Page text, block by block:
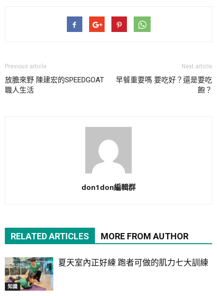
Previous article
放膽來野 陳建宏的SPEEDGOAT
職人生活
Next article
早餐重要嗎 要吃好？還是要吃
飽？
don1don編輯群
RELATED ARTICLES MORE FROM AUTHOR
知識
夏天室內正好練 跑者可做的肌力七大訓練